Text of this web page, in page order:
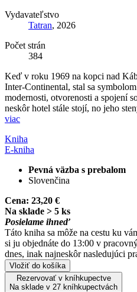
Vydavateľstvo
Tatran, 2026
Počet strán
384
Keď v roku 1969 na kopci nad
Inter-Continental, stal sa
modernosti, otvorenosti a spojení
neskôr hotel stále stojí, no jeho
viac
Kniha
E-kniha
Pevná väzba s prebalom
Slovenčina
Cena: 23,20 €
Na sklade > 5 ks
Posielame ihneď
Táto kniha sa môže na cestu ku
si ju objednáte do 13:00 v
dnes, inak najneskôr nasledujúci
Vložiť do košíka
Rezervovať v kníhkupectve
Na sklade v 27 kníhkupectvách